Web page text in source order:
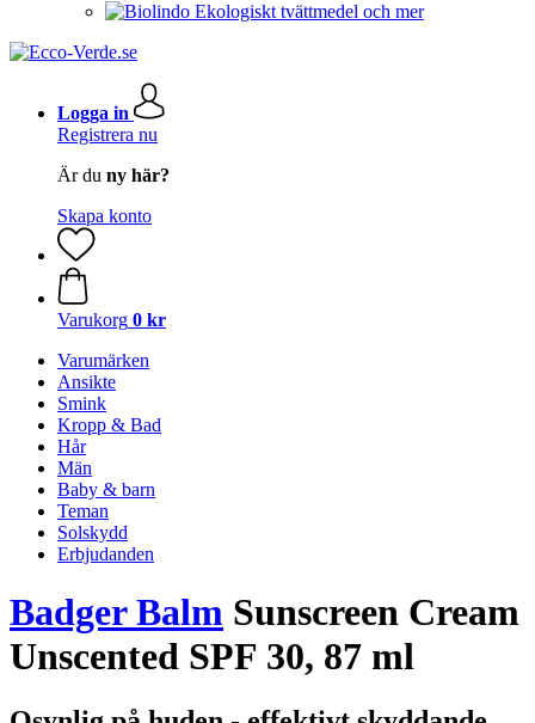
Ekologiskt tvättmedel och mer
Logga in
Registrera nu
Är du ny här?
Skapa konto
Varukorg 0 kr
Varumärken
Ansikte
Smink
Kropp & Bad
Hår
Män
Baby & barn
Teman
Solskydd
Erbjudanden
Badger Balm Sunscreen Cream
Unscented SPF 30, 87 ml